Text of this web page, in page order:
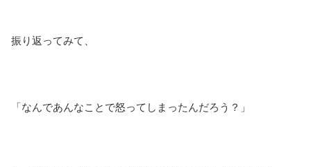
振り返ってみて、
「なんであんなことで怒ってしまったんだろう？」